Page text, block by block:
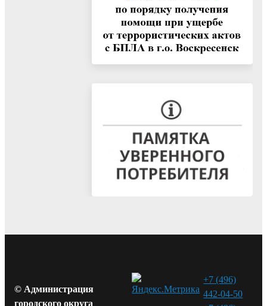
© Администрация
городского округа
+7 (496)
442-04-50